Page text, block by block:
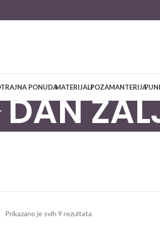
PONUDAMATERIJALIPOZAMANTERIJA
DAN
Prikazano je svih 9 rezultata